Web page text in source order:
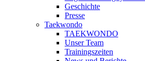
Geschichte
Presse
Taekwondo
TAEKWONDO
Unser Team
Trainingszeiten